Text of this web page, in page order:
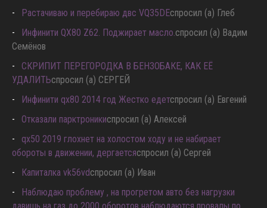
Растачиваю и перебираю двс VQ35DEспросил (а) Глеб
Инфинити QX80 Z62. Поджирает масло.спросил (а) Вадим
Семёнов
СКРИПИТ ПЕРЕГОРОДКА В БЕНЗОБАКЕ, КАК ЕЁ
УДАЛИТЬспросил (а) СЕРГЕЙ
Инфинити qx80 2014 год Жестко едетспросил (а) Евгений
Отказали парктроникиспросил (а) Алексей
qx50 2019 глохнет на холостом ходу и не набирает
обороты в движении, дергаетсяспросил (а) Сергей
Капиталка vk56vdспросил (а) Иван
Наблюдаю проблему , на прогретом авто без нагрузки